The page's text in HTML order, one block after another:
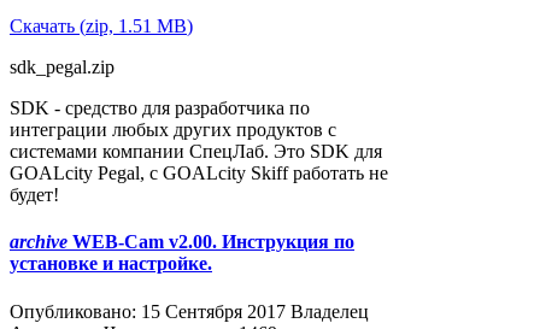
Скачать (zip, 1.51 MB)
sdk_pegal.zip
SDK - средство для разработчика по
интеграции любых других продуктов с
системами компании СпецЛаб. Это SDK для
GOALcity Pegal, с GOALcity Skiff работать не
будет!
archive WEB-Cam v2.00. Инструкция по
установке и настройке.
Опубликовано: 15 Сентября 2017 Владелец